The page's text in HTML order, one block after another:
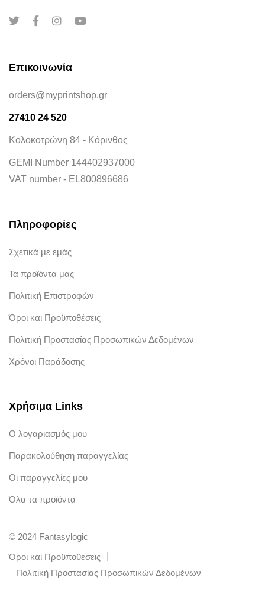
Επικοινωνία
orders@myprintshop.gr
27410 24 520
Κολοκοτρώνη 84 - Κόρινθος
GEMI Number 144402937000
VAT number - EL800896686
Πληροφορίες
Σχετικά με εμάς
Τα προϊόντα μας
Πολιτική Επιστροφών
Όροι και Προϋποθέσεις
Πολιτική Προστασίας Προσωπικών Δεδομένων
Χρόνοι Παράδοσης
Χρήσιμα Links
Ο λογαριασμός μου
Παρακολούθηση παραγγελίας
Οι παραγγελίες μου
Όλα τα προϊόντα
© 2024 Fantasylogic
Όροι και Προϋποθέσεις
Πολιτική Προστασίας Προσωπικών Δεδομένων